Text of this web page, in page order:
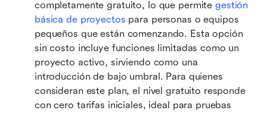
completamente gratuito, lo que permite gestión
básica de proyectos para personas o equipos
pequeños que están comenzando. Esta opción
sin costo incluye funciones limitadas como un
proyecto activo, sirviendo como una
introducción de bajo umbral. Para quienes
consideran este plan, el nivel gratuito responde
con cero tarifas iniciales, ideal para pruebas